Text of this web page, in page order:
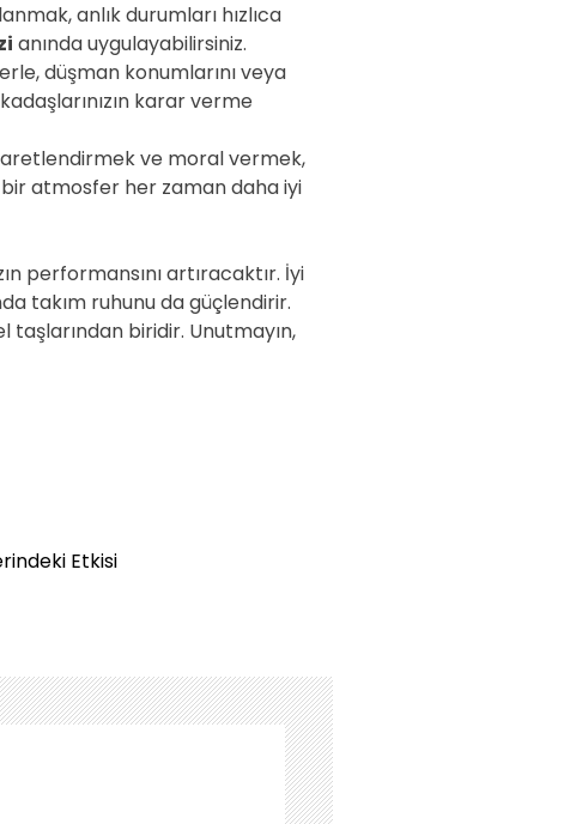
anlık durumları hızlıca
anında uygulayabilirsiniz.
düşman konumlarını veya
karar verme
ve moral vermek,
bir atmosfer her zaman daha iyi
performansını artıracaktır. İyi
takım ruhunu da güçlendirir.
taşlarından biridir. Unutmayın,
Etkisi